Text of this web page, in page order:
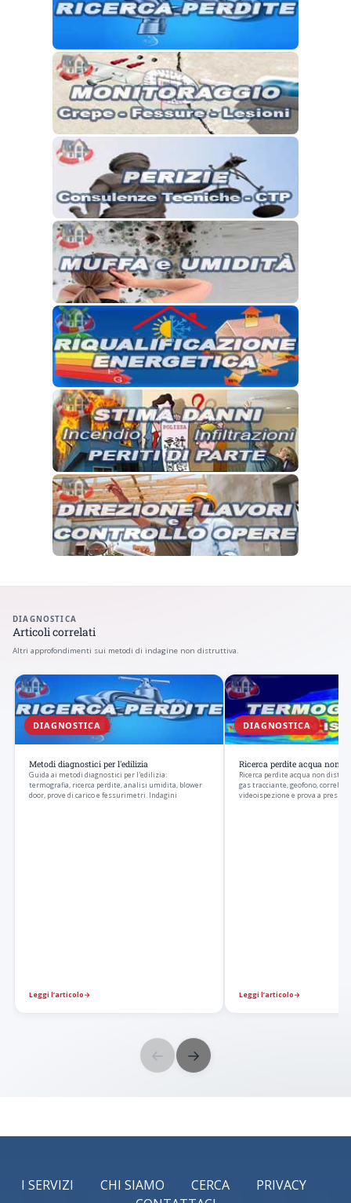
DIAGNOSTICA
Articoli correlati
Altri approfondimenti sui metodi di indagine non distruttiva.
DIAGNOSTICA
Metodi diagnostici per l'edilizia
Guida ai metodi diagnostici per l'edilizia:
termografia, ricerca perdite, analisi umidita, blower
door, prove di carico e fessurimetri. Indagini
Leggi l’articolo→
DIAGNOSTICA
Ricerca perdite acqua non
Ricerca perdite acqua non
gas tracciante, geofono,
videoispezione e prova a
Leggi l’articolo→
← →
I SERVIZI CHI SIAMO CERCA
PRIVACY